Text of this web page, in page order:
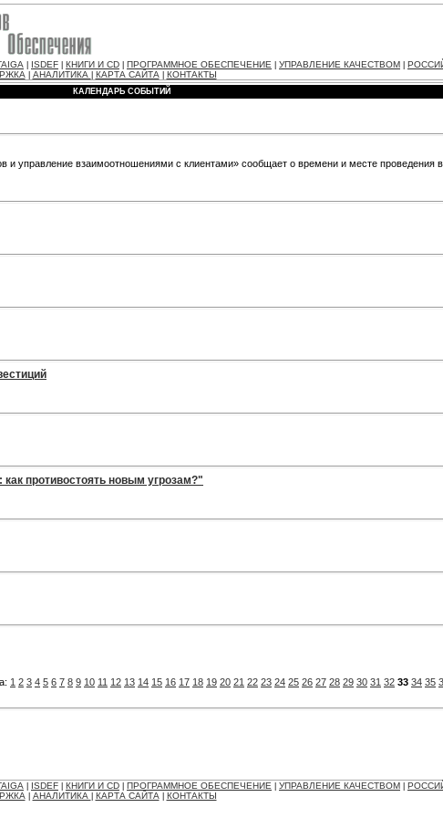
ISDEF КНИГИ И CD ПРОГРАММНОЕ ОБЕСПЕЧЕНИЕ УПРАВЛЕНИЕ КАЧЕСТВОМ
| АНАЛИТИКА КАРТА САЙТА| КОНТАКТЫ
КАЛЕНДАРЬ СОБЫТИЙ
управление взаимоотношениями с клиентами» сообщает о времени и месте проведения
противостоять новым угрозам?"
1 2 3 4 5 6 7 8 9 10 11 12 13 14 15 16 17 18 19 20 21 22 23 24 25 26 27 28 29 30 31 32 33 34 35
ISDEF КНИГИ И CD ПРОГРАММНОЕ ОБЕСПЕЧЕНИЕ УПРАВЛЕНИЕ КАЧЕСТВОМ
| АНАЛИТИКА КАРТА САЙТА| КОНТАКТЫ